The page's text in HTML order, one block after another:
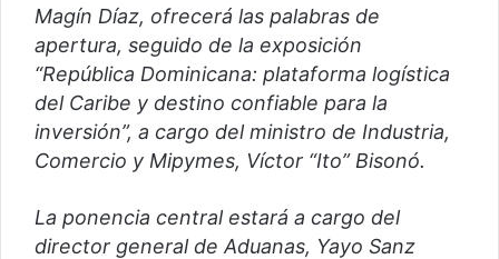
Magín Díaz, ofrecerá las palabras de
apertura, seguido de la exposición
“República Dominicana: plataforma logística
del Caribe y destino confiable para la
inversión”, a cargo del ministro de Industria,
Comercio y Mipymes, Víctor “Ito” Bisonó.
La ponencia central estará a cargo del
director general de Aduanas, Yayo Sanz